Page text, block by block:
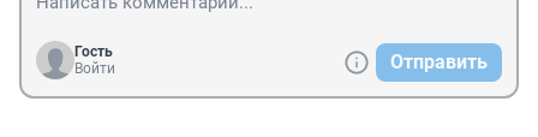
Гость
Войти
Отправить